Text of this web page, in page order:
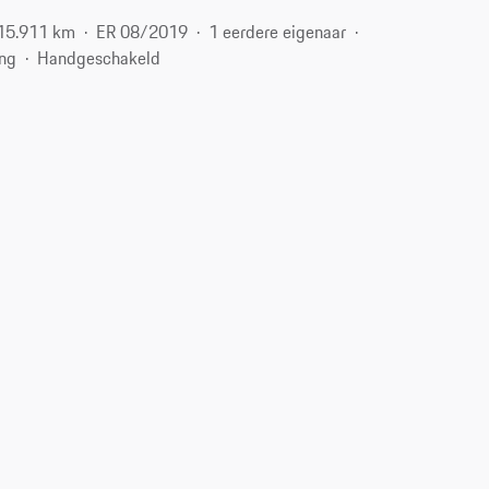
km ER 08/2019
1 eerdere eigenaar
Handgeschakeld